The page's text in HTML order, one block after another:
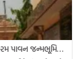
ઓગણીસ કલ્યાણકો ધરાવતી પાંચ તીર્થંકરોની પરમ પાવન જન્મભૂમિ – અયોધ્યા (Ayodhya)